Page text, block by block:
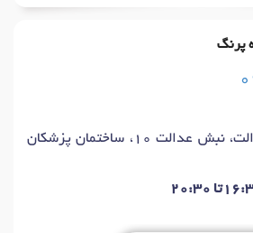
پرنگ
احمدآباد،خیابان عدالت، نبش عدالت 10، ساختمان پزشکان